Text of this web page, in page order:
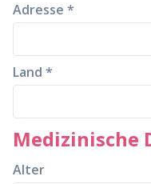
Adresse *
Land *
Medizinische
Alter